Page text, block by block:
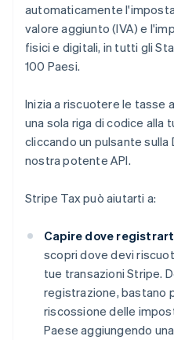
automaticamente
valore aggiunto (IVA) e
fisici e digitali, in tutti gli
100 Paesi.
Inizia a riscuotere le tasse
una sola riga di codice alla
cliccando un pulsante
nostra potente API.
Stripe Tax può aiutarti a:
Capire dove
scopri dove devi
tue transazioni Stripe.
registrazione, bastano
riscossione delle
Paese aggiungendo